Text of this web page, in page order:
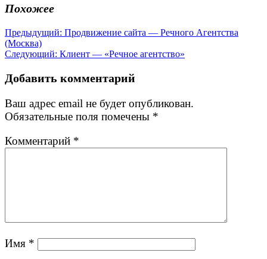
Похожее
Навигация
по
записям
Предыдущий: Предыдущая
Продвижение сайта — Речного Агентства
(Москва)
Следующий: Следующая
Клиент — «Речное агентство»
Добавить комментарий
Ваш адрес email не будет опубликован.
Обязательные поля помечены *
Комментарий *
Имя *